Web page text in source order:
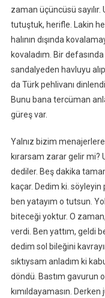
zaman üçüncüsü
tutuştuk, herifle. Lakin
halının dışında
kovaladım. Bir
sandalyeden havluyu
da Türk pehlivanı
Bunu bana tercüman
güreş var.
Yalnız bizim
kırarsam zarar gelir mi?
dediler. Beş dakika
kaçar. Dedim ki.
ben yatayım o tutsun.
biteceği yoktur. O
verdi. Ben yattım, geldi
dedim sol bileğini
sıktıysam anladım ki
döndü. Bastım gavurun
kımıldayamasın.